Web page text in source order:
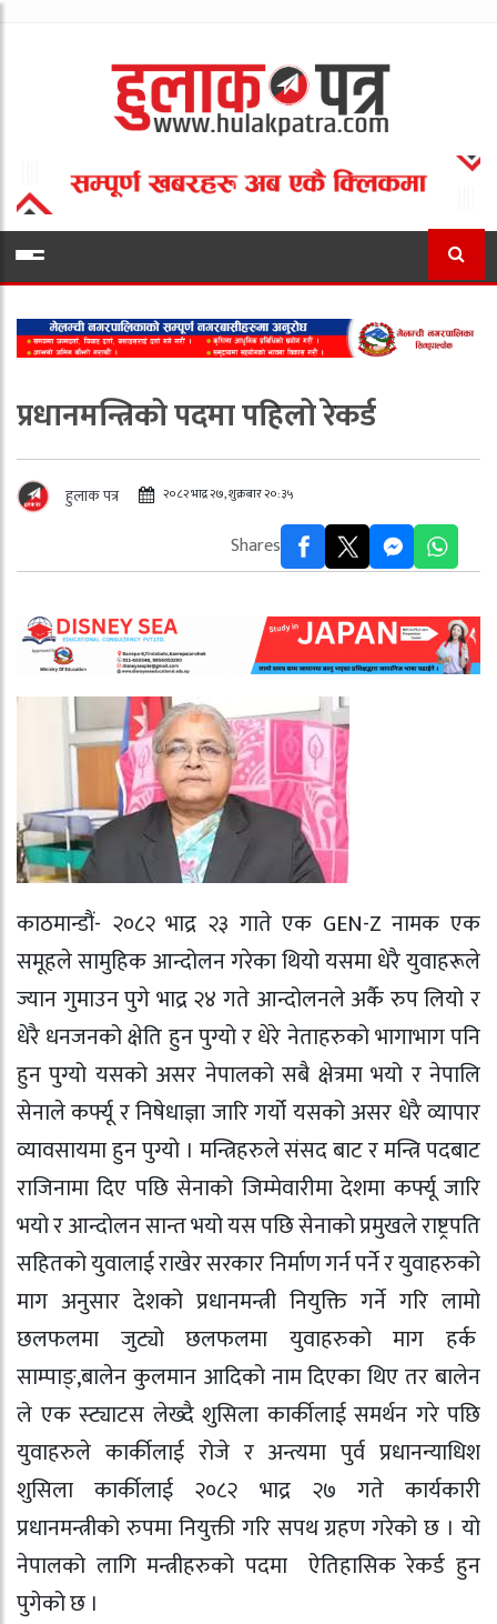
प्रधानमन्त्रिको पदमा पहिलो रेकर्ड
हुलाक पत्र २०८२ भाद्र २७, शुक्रबार २०:३५
Shares
काठमान्डौं- २०८२ भाद्र २३ गाते एक GEN-Z नामक एक
समूहले सामुहिक आन्दोलन गरेका थियो यसमा धेरै युवाहरूले
ज्यान गुमाउन पुगे भाद्र २४ गते आन्दोलनले अर्कै रुप लियो र
धेरै धनजनको क्षेति हुन पुग्यो र धेरे नेताहरुको भागाभाग पनि
हुन पुग्यो यसको असर नेपालको सबै क्षेत्रमा भयो र नेपालि
सेनाले कर्फ्यू र निषेधाज्ञा जारि गर्यो यसको असर धेरै व्यापार
व्यावसायमा हुन पुग्यो । मन्त्रिहरुले संसद बाट र मन्त्रि पदबाट
राजिनामा दिए पछि सेनाको जिम्मेवारीमा देशमा कर्फ्यू जारि
भयो र आन्दोलन सान्त भयो यस पछि सेनाको प्रमुखले राष्ट्रपति
सहितको युवालाई राखेर सरकार निर्माण गर्न पर्ने र युवाहरुको
माग अनुसार देशको प्रधानमन्त्री नियुक्ति गर्ने गरि लामो
छलफलमा जुट्यो छलफलमा युवाहरुको माग हर्क
साम्पाङ्,बालेन कुलमान आदिको नाम दिएका थिए तर बालेन
ले एक स्ट्याटस लेख्दै शुसिला कार्कीलाई समर्थन गरे पछि
युवाहरुले कार्कीलाई रोजे र अन्त्यमा पुर्व प्रधानन्याधिश
शुसिला कार्कीलाई २०८२ भाद्र २७ गते कार्यकारी
प्रधानमन्त्रीको रुपमा नियुक्ती गरि सपथ ग्रहण गरेको छ । यो
नेपालको लागि मन्त्रीहरुको पदमा ऐतिहासिक रेकर्ड हुन
पुगेको छ ।